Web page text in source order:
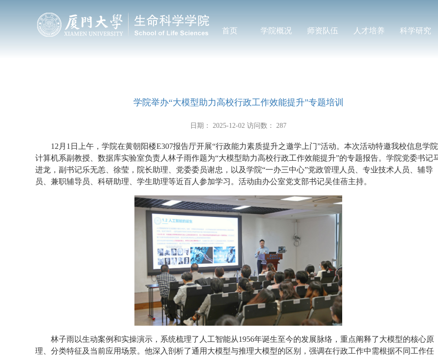
首页 学院概况 师资队伍 人才培养 科学研究
学院举办“大模型助力高校行政工作效能提升”专题培训
日期： 2025-12-02 访问数： 287
12月1日上午，学院在黄朝阳楼E307报告厅开展“行政能力素质提升之邀学上门”活动。本次活动特邀我校信息学院
计算机系副教授、数据库实验室负责人林子雨作题为“大模型助力高校行政工作效能提升”的专题报告。学院党委书记
进龙，副书记乐无恙、徐莹，院长助理、党委委员谢忠，以及学院“一办三中心”党政管理人员、专业技术人员、辅导
员、兼职辅导员、科研助理、学生助理等近百人参加学习。活动由办公室党支部书记吴佳蓓主持。
林子雨以生动案例和实操演示，系统梳理了人工智能从1956年诞生至今的发展脉络，重点阐释了大模型的核心原
理、分类特征及当前应用场景。他深入剖析了通用大模型与推理大模型的区别，强调在行政工作中需根据不同工作任